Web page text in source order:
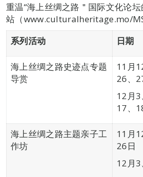
重温“海上丝绸之路＂国际文化论
站（www.culturalheritage.mo/
系列活动
日期
海上丝绸之路史迹点专题
导赏
11月
26、
12月3
17、
海上丝绸之路主题亲子工
作坊
11月
26日
12月